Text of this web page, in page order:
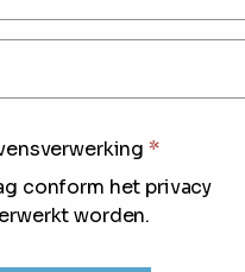
*
conform het privacy
worden.